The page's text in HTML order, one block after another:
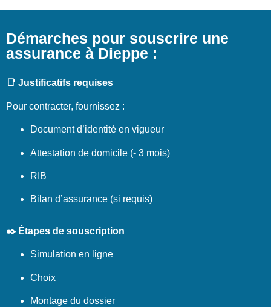
Démarches pour souscrire une
assurance à Dieppe :
📑 Justificatifs requises
Pour contracter, fournissez :
Document d’identité en vigueur
Attestation de domicile (- 3 mois)
RIB
Bilan d’assurance (si requis)
✒️ Étapes de souscription
Simulation en ligne
Choix
Montage du dossier